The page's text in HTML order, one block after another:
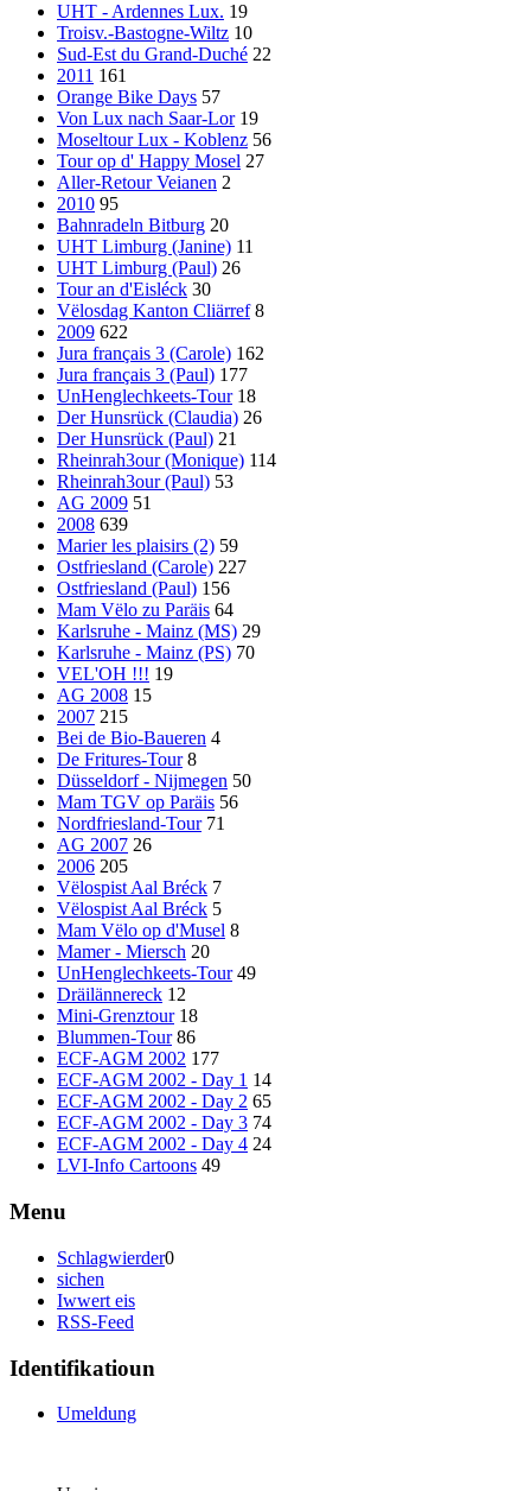
UHT - Ardennes Lux. 19
Troisv.-Bastogne-Wiltz 10
Sud-Est du Grand-Duché 22
2011 161
Orange Bike Days 57
Von Lux nach Saar-Lor 19
Moseltour Lux - Koblenz 56
Tour op d' Happy Mosel 27
Aller-Retour Veianen 2
2010 95
Bahnradeln Bitburg 20
UHT Limburg (Janine) 11
UHT Limburg (Paul) 26
Tour an d'Eisléck 30
Vëlosdag Kanton Cliärref 8
2009 622
Jura français 3 (Carole) 162
Jura français 3 (Paul) 177
UnHenglechkeets-Tour 18
Der Hunsrück (Claudia) 26
Der Hunsrück (Paul) 21
Rheinrah3our (Monique) 114
Rheinrah3our (Paul) 53
AG 2009 51
2008 639
Marier les plaisirs (2) 59
Ostfriesland (Carole) 227
Ostfriesland (Paul) 156
Mam Vëlo zu Paräis 64
Karlsruhe - Mainz (MS) 29
Karlsruhe - Mainz (PS) 70
VEL'OH !!! 19
AG 2008 15
2007 215
Bei de Bio-Baueren 4
De Fritures-Tour 8
Düsseldorf - Nijmegen 50
Mam TGV op Paräis 56
Nordfriesland-Tour 71
AG 2007 26
2006 205
Vëlospist Aal Bréck 7
Vëlospist Aal Bréck 5
Mam Vëlo op d'Musel 8
Mamer - Miersch 20
UnHenglechkeets-Tour 49
Dräilännereck 12
Mini-Grenztour 18
Blummen-Tour 86
ECF-AGM 2002 177
ECF-AGM 2002 - Day 1 14
ECF-AGM 2002 - Day 2 65
ECF-AGM 2002 - Day 3 74
ECF-AGM 2002 - Day 4 24
LVI-Info Cartoons 49
Menu
Schlagwierder0
sichen
Iwwert eis
RSS-Feed
Identifikatioun
Umeldung